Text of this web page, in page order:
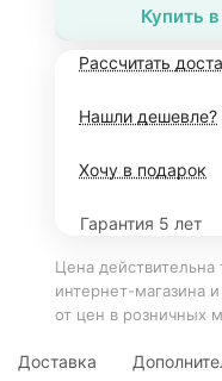
Купить
Рассчитать
Нашли дешевле?
Хочу в подарок
Гарантия 5 лет
Цена действительна
интернет-магазина
от цен в розничных
Доставка